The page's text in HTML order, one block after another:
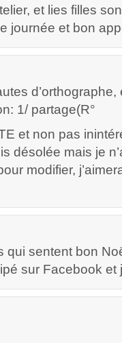
et lies filles
journée et bon
1/ partage(R°
et non pas
désolée mais je
modifier,
qui sentent bon
sur Facebook